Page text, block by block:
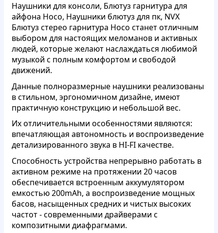
Наушники для консоли, Блютуз гарнитура для
айфона Hoco, Наушники блютуз для пк, NVX
Блютуз стерео гарнитура Hoco станет отличным
выбором для настоящих меломанов и активных
людей, которые желают наслаждаться любимой
музыкой с полным комфортом и свободой
движений.
Данные полноразмерные наушники реализованы
в стильном, эргономичном дизайне, имеют
практичную конструкцию и небольшой вес.
Их отличительными особенностями являются:
впечатляющая автономность и воспроизведение
детализированного звука в HI-FI качестве.
Способность устройства непрерывно работать в
активном режиме на протяжении 20 часов
обеспечивается встроенным аккумулятором
емкостью 200mAh, а воспроизведение мощных
басов, насыщенных средних и чистых высоких
частот - современными драйверами с
композитными диафрагмами.